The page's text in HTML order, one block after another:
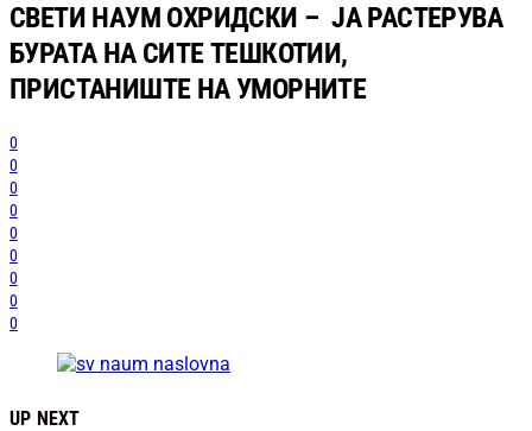
СВЕТИ НАУМ ОХРИДСКИ – ЈА РАСТЕРУВА
БУРАТА НА СИТЕ ТЕШКОТИИ,
ПРИСТАНИШТЕ НА УМОРНИТЕ
0
0
0
0
0
0
0
0
0
UP NEXT